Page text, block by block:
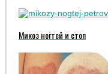
Микоз ногтей и стоп